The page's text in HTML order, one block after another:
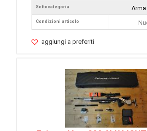
Sottocategoria
Condizioni articolo
aggiungi a preferiti